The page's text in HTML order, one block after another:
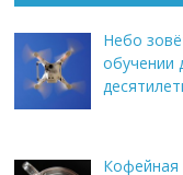
Небо
обучении
Кофейная